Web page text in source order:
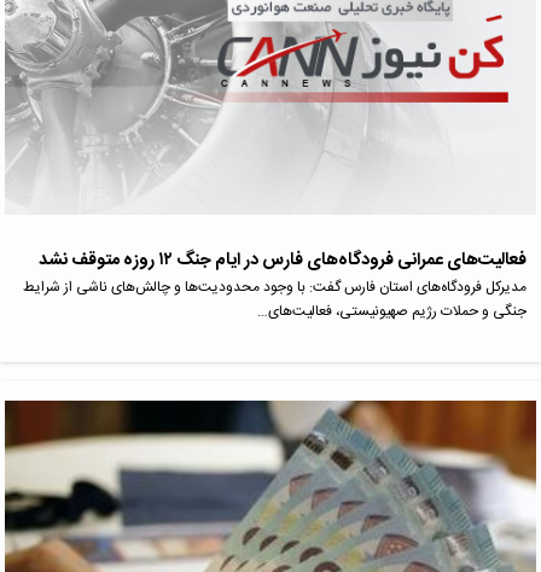
فعالیت‌های عمرانی فرودگاه‌های فارس در ایام جنگ ۱۲ روزه متوقف نشد
مدیرکل فرودگاه‌های استان فارس گفت: با وجود محدودیت‌ها و چالش‌های ناشی از شرایط
جنگی و حملات رژیم صهیونیستی، فعالیت‌های…